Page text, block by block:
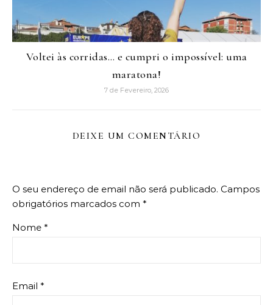
Voltei às corridas… e cumpri o impossível: uma
maratona!
7 de Fevereiro, 2026
DEIXE UM COMENTÁRIO
O seu endereço de email não será publicado. Campos
obrigatórios marcados com *
Nome *
Email *